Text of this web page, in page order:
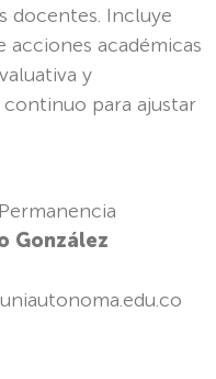
docentes. Incluye
acciones académicas
y
para ajustar
González